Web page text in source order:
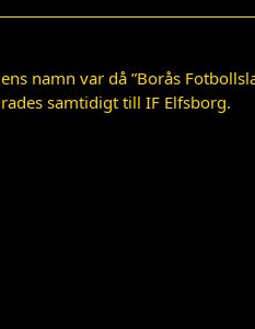
namn var då ”Borås
samtidigt till IF Elfsborg.